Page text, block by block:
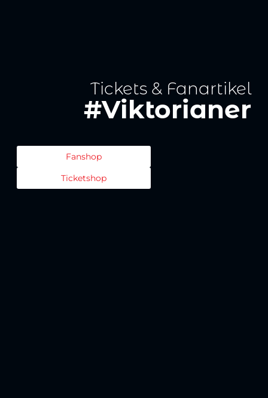
Tickets & Fanartikel
#Viktorianer
Fanshop
Ticketshop